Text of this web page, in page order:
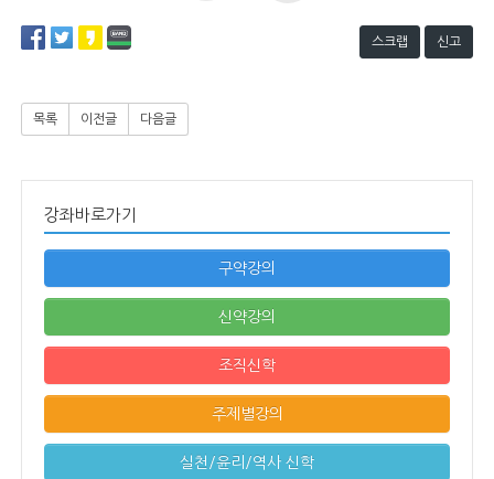
스크랩 신고
목록 이전글 다음글
강좌바로가기
구약강의
신약강의
조직신학
주제별강의
실천/윤리/역사 신학